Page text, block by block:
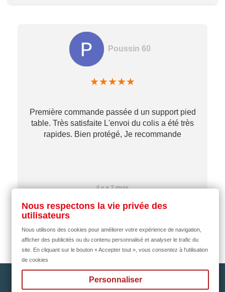
Poussin 60
★★★★★
Première commande passée d un support pied
table. Très satisfaite L'envoi du colis a été très
rapides. Bien protégé, Je recommande
il y a 2 mois
Nous respectons la vie privée des
utilisateurs
Nous utilisons des cookies pour améliorer votre expérience de navigation,
afficher des publicités ou du contenu personnalisé et analyser le trafic du
site. En cliquant sur le bouton « Accepter tout », vous consentez à l'utilisation
de cookies
Personnaliser